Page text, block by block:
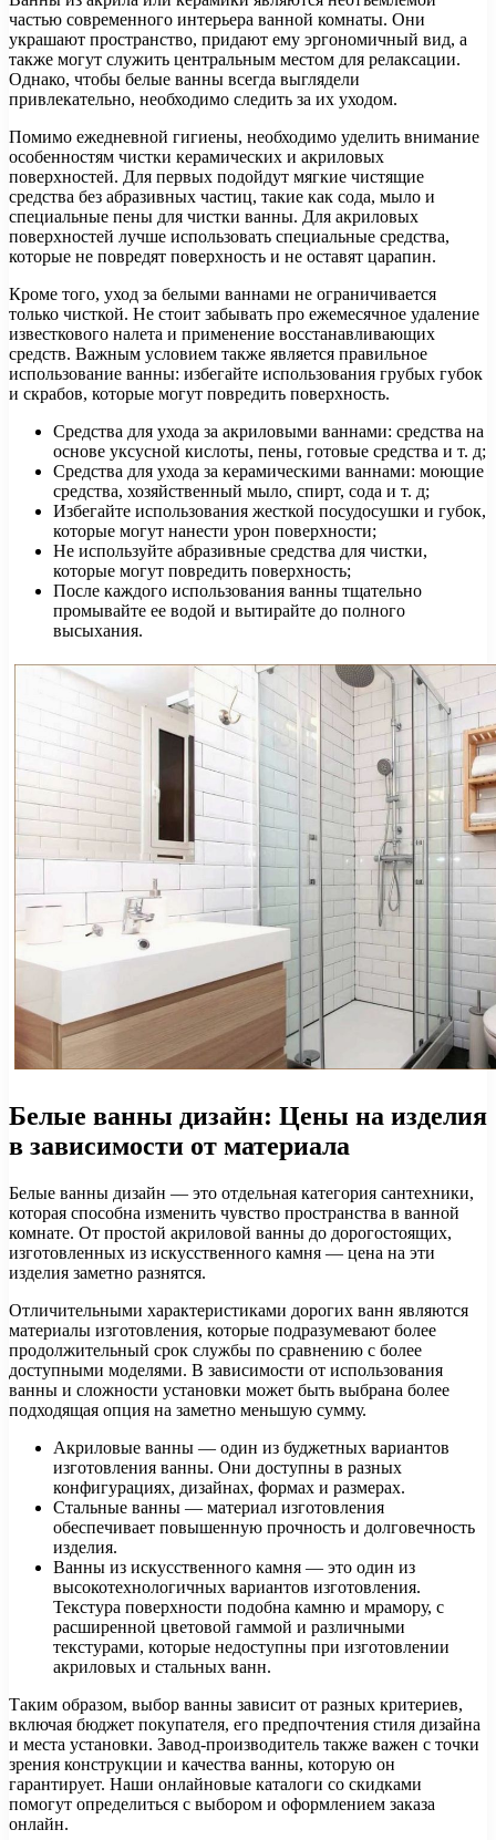
частью современного интерьера ванной комнаты. Они
украшают пространство, придают ему эргономичный вид, а
также могут служить центральным местом для релаксации.
Однако, чтобы белые ванны всегда выглядели
привлекательно, необходимо следить за их уходом.
Помимо ежедневной гигиены, необходимо уделить внимание
особенностям чистки керамических и акриловых
поверхностей. Для первых подойдут мягкие чистящие
средства без абразивных частиц, такие как сода, мыло и
специальные пены для чистки ванны. Для акриловых
поверхностей лучше использовать специальные средства,
которые не повредят поверхность и не оставят царапин.
Кроме того, уход за белыми ваннами не ограничивается
только чисткой. Не стоит забывать про ежемесячное удаление
известкового налета и применение восстанавливающих
средств. Важным условием также является правильное
использование ванны: избегайте использования грубых губок
и скрабов, которые могут повредить поверхность.
Средства для ухода за акриловыми ваннами: средства на
основе уксусной кислоты, пены, готовые средства и т. д;
Средства для ухода за керамическими ваннами: моющие
средства, хозяйственный мыло, спирт, сода и т. д;
Избегайте использования жесткой посудосушки и губок,
которые могут нанести урон поверхности;
Не используйте абразивные средства для чистки,
которые могут повредить поверхность;
После каждого использования ванны тщательно
промывайте ее водой и вытирайте до полного
высыхания.
Белые ванны дизайн: Цены на изделия
в зависимости от материала
Белые ванны дизайн — это отдельная категория сантехники,
которая способна изменить чувство пространства в ванной
комнате. От простой акриловой ванны до дорогостоящих,
изготовленных из искусственного камня — цена на эти
изделия заметно разнятся.
Отличительными характеристиками дорогих ванн являются
материалы изготовления, которые подразумевают более
продолжительный срок службы по сравнению с более
доступными моделями. В зависимости от использования
ванны и сложности установки может быть выбрана более
подходящая опция на заметно меньшую сумму.
Акриловые ванны — один из буджетных вариантов
изготовления ванны. Они доступны в разных
конфигурациях, дизайнах, формах и размерах.
Стальные ванны — материал изготовления
обеспечивает повышенную прочность и долговечность
изделия.
Ванны из искусственного камня — это один из
высокотехнологичных вариантов изготовления.
Текстура поверхности подобна камню и мрамору, с
расширенной цветовой гаммой и различными
текстурами, которые недоступны при изготовлении
акриловых и стальных ванн.
Таким образом, выбор ванны зависит от разных критериев,
включая бюджет покупателя, его предпочтения стиля дизайна
и места установки. Завод-производитель также важен с точки
зрения конструкции и качества ванны, которую он
гарантирует. Наши онлайновые каталоги со скидками
помогут определиться с выбором и оформлением заказа
онлайн.